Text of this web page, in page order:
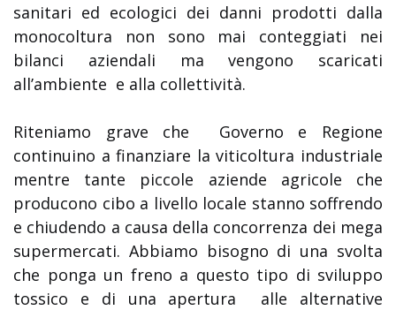
sanitari ed ecologici dei danni prodotti dalla
monocoltura non sono mai conteggiati nei
bilanci aziendali ma vengono scaricati
all’ambiente e alla collettività.
Riteniamo grave che Governo e Regione
continuino a finanziare la viticoltura industriale
mentre tante piccole aziende agricole che
producono cibo a livello locale stanno soffrendo
e chiudendo a causa della concorrenza dei mega
supermercati. Abbiamo bisogno di una svolta
che ponga un freno a questo tipo di sviluppo
tossico e di una apertura alle alternative